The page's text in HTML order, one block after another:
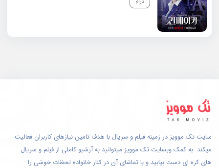
درام
سایت تک موویز در زمینه فیلم و سریال با هدف تامین نیازهای کاربران فعالیت
میکند. به کمک وبسایت تک موویز میتوانید به آرشیو کاملی از فیلم و سریال
های کره ای دست بیابید و با تماشای آن در کنار خانواده لحظات خوشی را